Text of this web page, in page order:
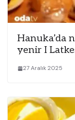
Hanuka’da
yenir I
27 Aralık 2025